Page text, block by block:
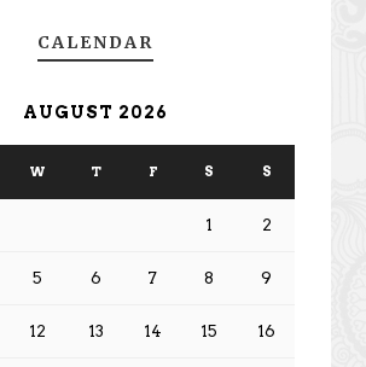
CALENDAR
AUGUST 2026
W T F S S
1 2
5 6 7 8 9
12 13 14 15 16